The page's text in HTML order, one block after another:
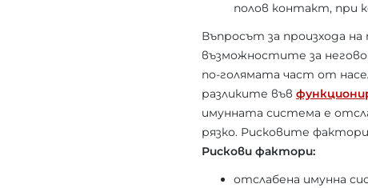
полов контакт, при
Въпросът за произхода на
възможностите за
по-голямата част от
разликите във
имунната система е
рязко. Рисковите
Рискови фактори:
отслабена имунна